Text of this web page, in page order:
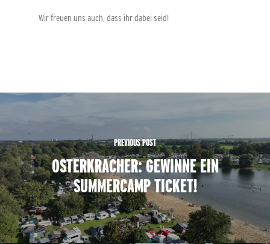
Wir freuen uns auch, dass ihr dabei seid!
PREVIOUS POST
OSTERKRACHER: GEWINNE EIN
SUMMERCAMP TICKET!